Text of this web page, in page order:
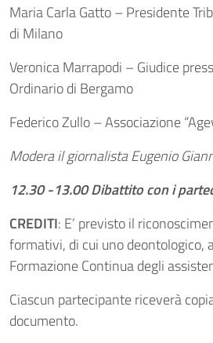
Maria Carla Gatto – Presidente
di Milano
Veronica Marrapodi – Giudice
Ordinario di Bergamo
Federico Zullo – Associazione
Modera il giornalista Eugenio
12.30 -13.00 Dibattito con i
CREDITI: E’ previsto il
formativi, di cui uno deontologico,
Formazione Continua degli
Ciascun partecipante riceverà
documento.